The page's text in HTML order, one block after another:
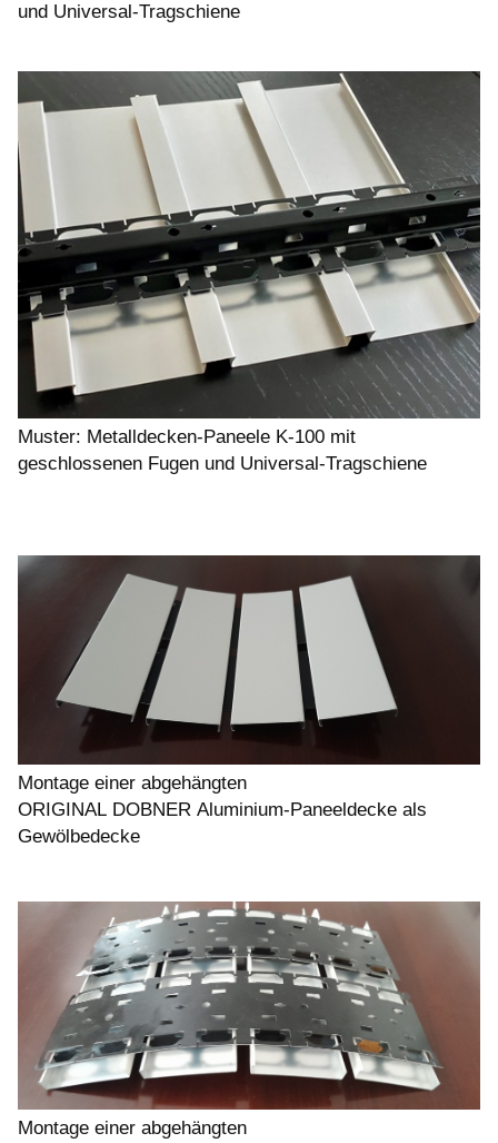
und Universal-Tragschiene
Muster: Metalldecken-Paneele K-100 mit
geschlossenen Fugen und Universal-Tragschiene
Montage einer abgehängten
ORIGINAL DOBNER Aluminium-Paneeldecke als
Gewölbedecke
Montage einer abgehängten